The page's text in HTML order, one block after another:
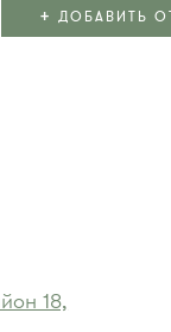
+ ДОБАВИТЬ
18,